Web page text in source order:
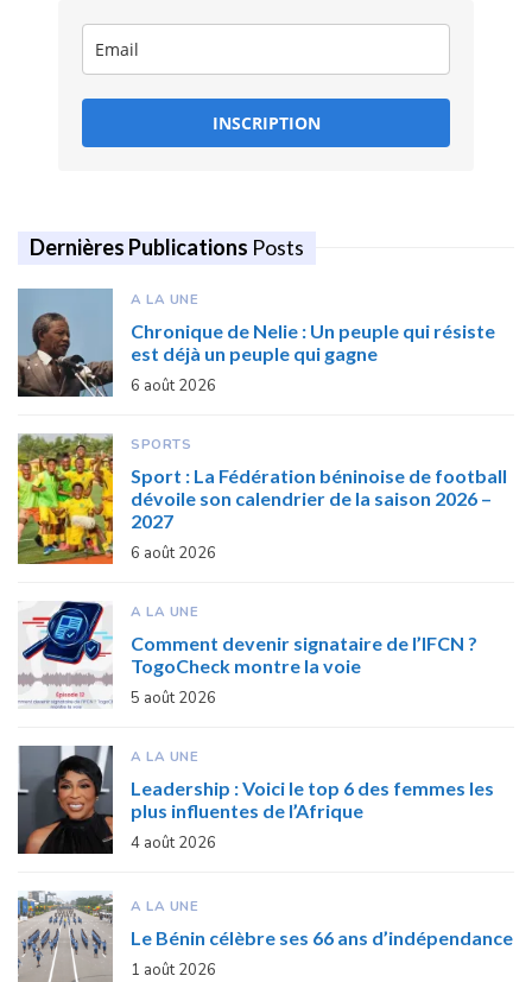
INSCRIPTION
Dernières Publications Posts
A LA UNE
Chronique de Nelie : Un peuple qui résiste
est déjà un peuple qui gagne
6 août 2026
SPORTS
Sport : La Fédération béninoise de football
dévoile son calendrier de la saison 2026 –
2027
6 août 2026
A LA UNE
Comment devenir signataire de l’IFCN ?
TogoCheck montre la voie
5 août 2026
A LA UNE
Leadership : Voici le top 6 des femmes les
plus influentes de l’Afrique
4 août 2026
A LA UNE
Le Bénin célèbre ses 66 ans d’indépendance
1 août 2026